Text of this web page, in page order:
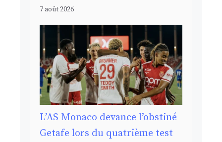
7 août 2026
L’AS Monaco devance l’obstiné
Getafe lors du quatrième test